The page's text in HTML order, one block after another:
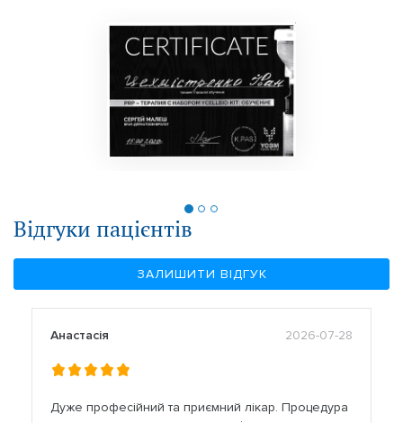
Відгуки пацієнтів
ЗАЛИШИТИ ВІДГУК
Анастасія 2026-07-28
Дуже професійний та приємний лікар. Процедура